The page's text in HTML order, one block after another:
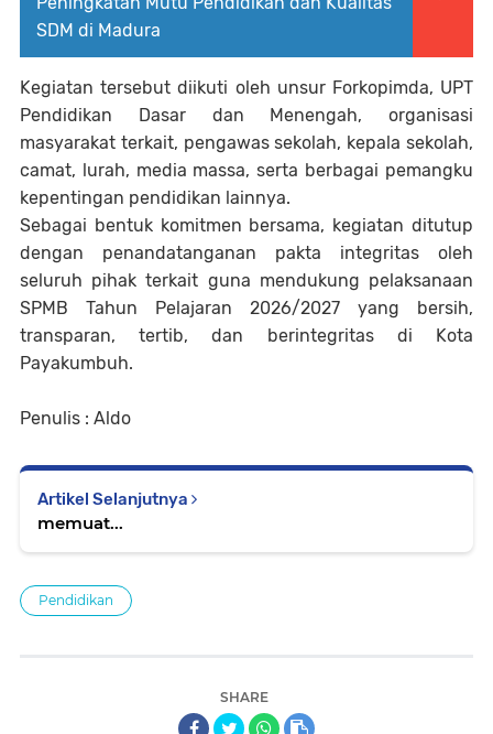
SDM di Madura
Kegiatan tersebut diikuti oleh unsur Forkopimda, UPT
Pendidikan Dasar dan Menengah, organisasi
masyarakat terkait, pengawas sekolah, kepala sekolah,
camat, lurah, media massa, serta berbagai pemangku
kepentingan pendidikan lainnya.
Sebagai bentuk komitmen bersama, kegiatan ditutup
dengan penandatanganan pakta integritas oleh
seluruh pihak terkait guna mendukung pelaksanaan
SPMB Tahun Pelajaran 2026/2027 yang bersih,
transparan, tertib, dan berintegritas di Kota
Payakumbuh.
Penulis : Aldo
Artikel Selanjutnya
memuat...
Pendidikan
SHARE